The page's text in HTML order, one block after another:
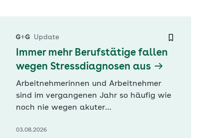
Update
Immer mehr Berufstätige fallen
wegen Stressdiagnosen aus
Arbeitnehmerinnen und Arbeitnehmer
sind im vergangenen Jahr so häufig wie
noch nie wegen akuter
Anpassungsstörungen krankgeschrieben
03.08.2026